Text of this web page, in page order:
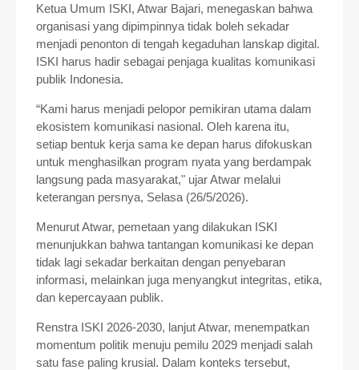
Ketua Umum ISKI, Atwar Bajari, menegaskan bahwa
organisasi yang dipimpinnya tidak boleh sekadar
menjadi penonton di tengah kegaduhan lanskap digital.
ISKI harus hadir sebagai penjaga kualitas komunikasi
publik Indonesia.
“Kami harus menjadi pelopor pemikiran utama dalam
ekosistem komunikasi nasional. Oleh karena itu,
setiap bentuk kerja sama ke depan harus difokuskan
untuk menghasilkan program nyata yang berdampak
langsung pada masyarakat," ujar Atwar melalui
keterangan persnya, Selasa (26/5/2026).
Menurut Atwar, pemetaan yang dilakukan ISKI
menunjukkan bahwa tantangan komunikasi ke depan
tidak lagi sekadar berkaitan dengan penyebaran
informasi, melainkan juga menyangkut integritas, etika,
dan kepercayaan publik.
Renstra ISKI 2026-2030, lanjut Atwar, menempatkan
momentum politik menuju pemilu 2029 menjadi salah
satu fase paling krusial. Dalam konteks tersebut,